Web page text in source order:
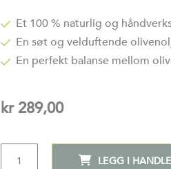
Et 100 % naturlig og
En søt og velduftende
En perfekt balanse mellom
kr 289,00
ANTALL
LEGG I